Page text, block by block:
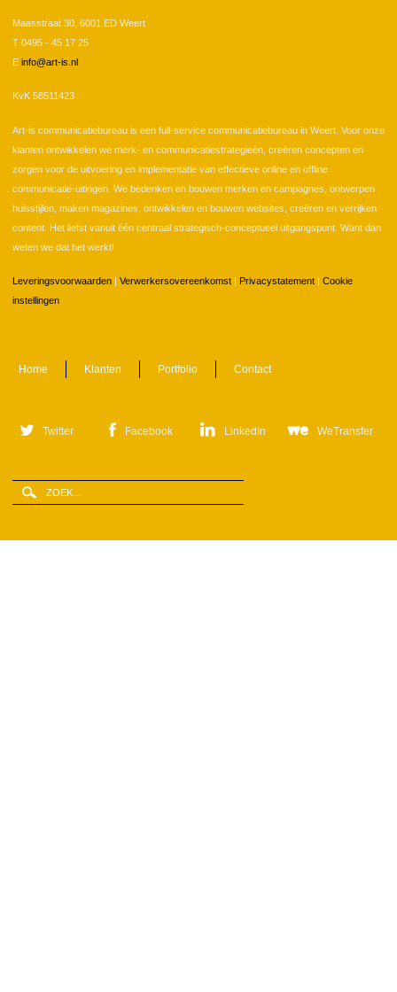
Maasstraat 30, 6001 ED Weert
T 0495 - 45 17 25
E info@art-is.nl
KvK 58511423
Art-is communicatiebureau is een full-service communicatiebureau in Weert. Voor onze
klanten ontwikkelen we merk- en communicatiestrategieën, creëren concepten en
zorgen voor de uitvoering en implementatie van effectieve online en offline
communicatie-uitingen. We bedenken en bouwen merken en campagnes, ontwerpen
huisstijlen, maken magazines, ontwikkelen en bouwen websites, creëren en verrijken
content. Het liefst vanuit één centraal strategisch-conceptueel uitgangspunt. Want dan
weten we dat het werkt!
Leveringsvoorwaarden Verwerkersovereenkomst Privacystatement
Cookie
instellingen
Home Klanten Portfolio Contact
Twitter Facebook LinkedIn WeTransfer
Zoeken